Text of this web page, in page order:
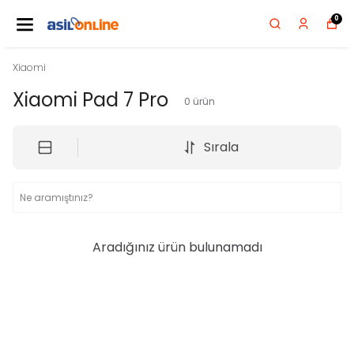
0
Xiaomi
Xiaomi Pad 7 Pro 0 ürün
Sırala
Aradığınız ürün bulunamadı